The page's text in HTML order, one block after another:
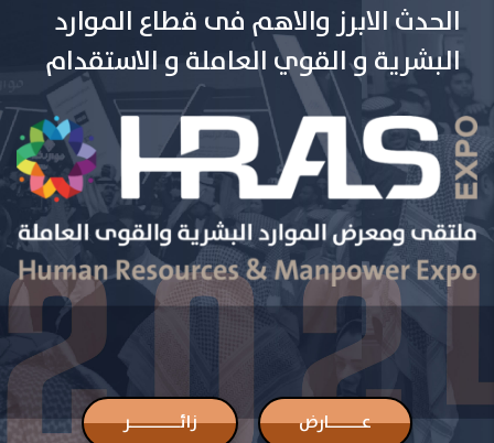
الحدث الابرز والاهم فى قطاع الموارد
البشرية و القوي العاملة و الاستقدام
عــــــارض زائـــــــــر